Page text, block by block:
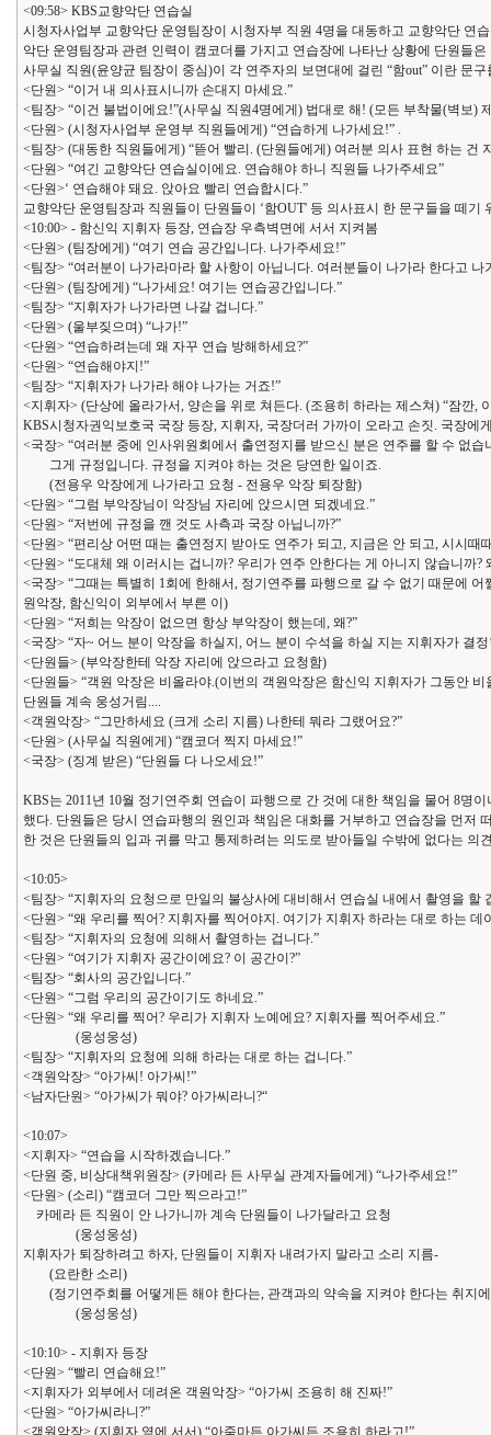
<09:58> KBS교향악단 연습실
시청자사업부 교향악단 운영팀장이 시청자부 직원 4명을 대동하고 교향악단 연
악단 운영팀장과 관련 인력이 캠코더를 가지고 연습장에 나타난 상황에 단원들
사무실 직원(윤양균 팀장이 중심)이 각 연주자의 보면대에 걸린 “함out” 이란 문
<단원> “이거 내 의사표시니까 손대지 마세요.”
<팀장> “이건 불법이에요!”(사무실 직원4명에게) 법대로 해! (모든 부착물(벽보)
<단원> (시청자사업부 운영부 직원들에게) “연습하게 나가세요!” .
<팀장> (대동한 직원들에게) “뜯어 빨리. (단원들에게) 여러분 의사 표현 하는
<단원> “여긴 교향악단 연습실이에요. 연습해야 하니 직원들 나가주세요”
<단원>‘ 연습해야 돼요. 앉아요 빨리 연습합시다.”
교향악단 운영팀장과 직원들이 단원들이 ‘함OUT' 등 의사표시 한 문구들을 떼기
<10:00> - 함신익 지휘자 등장, 연습장 우측벽면에 서서 지켜봄
<단원> (팀장에게) “여기 연습 공간입니다. 나가주세요!”
<팀장> “여러분이 나가라마라 할 사항이 아닙니다. 여러분들이 나가라 한다고 나
<단원> (팀장에게) “나가세요! 여기는 연습공간입니다.”
<팀장> “지휘자가 나가라면 나갈 겁니다.”
<단원> (울부짖으며) “나가!”
<단원> “연습하려는데 왜 자꾸 연습 방해하세요?”
<단원> “연습해야지!”
<팀장> “지휘자가 나가라 해야 나가는 거죠!”
<지휘자> (단상에 올라가서, 양손을 위로 쳐든다. (조용히 하라는 제스쳐) “잠깐,
KBS시청자권익보호국 국장 등장, 지휘자, 국장더러 가까이 오라고 손짓. 국장에
<국장> “여러분 중에 인사위원회에서 출연정지를 받으신 분은 연주를 할 수 없습
그게 규정입니다. 규정을 지켜야 하는 것은 당연한 일이죠.
(전용우 악장에게 나가라고 요청 - 전용우 악장 퇴장함)
<단원> “그럼 부악장님이 악장님 자리에 앉으시면 되겠네요.”
<단원> “저번에 규정을 깬 것도 사측과 국장 아닙니까?”
<단원> “편리상 어떤 때는 출연정지 받아도 연주가 되고, 지금은 안 되고, 시시때
<단원> “도대체 왜 이러시는 겁니까? 우리가 연주 안한다는 게 아니지 않습니까
<국장> “그때는 특별히 1회에 한해서, 정기연주를 파행으로 갈 수 없기 때문에
원악장, 함신익이 외부에서 부른 이)
<단원> “저희는 악장이 없으면 항상 부악장이 했는데, 왜?”
<국장> “자~ 어느 분이 악장을 하실지, 어느 분이 수석을 하실 지는 지휘자가 결
<단원들> (부악장한테 악장 자리에 앉으라고 요청함)
<단원들> “객원 악장은 비올라야.(이번의 객원악장은 함신익 지휘자가 그동안
단원들 계속 웅성거림....
<객원악장> “그만하세요 (크게 소리 지름) 나한테 뭐라 그랬어요?”
<단원> (사무실 직원에게) “캠코더 찍지 마세요!”
<국장> (징계 받은) “단원들 다 나오세요!”
KBS는 2011년 10월 정기연주회 연습이 파행으로 간 것에 대한 책임을 물어 8명
했다. 단원들은 당시 연습파행의 원인과 책임은 대화를 거부하고 연습장을 먼저
한 것은 단원들의 입과 귀를 막고 통제하려는 의도로 받아들일 수밖에 없다는 의
<10:05>
<팀장> “지휘자의 요청으로 만일의 불상사에 대비해서 연습실 내에서 촬영을 할
<단원> “왜 우리를 찍어? 지휘자를 찍어야지. 여기가 지휘자 하라는 대로 하는 데
<팀장> “지휘자의 요청에 의해서 촬영하는 겁니다.”
<단원> “여기가 지휘자 공간이에요? 이 공간이?”
<팀장> “회사의 공간입니다.”
<단원> “그럼 우리의 공간이기도 하네요.”
<단원> “왜 우리를 찍어? 우리가 지휘자 노예에요? 지휘자를 찍어주세요.”
(웅성웅성)
<팀장> “지휘자의 요청에 의해 하라는 대로 하는 겁니다.”
<객원악장> “아가씨! 아가씨!”
<남자단원> “아가씨가 뭐야? 아가씨라니?“
<10:07>
<지휘자> “연습을 시작하겠습니다.”
<단원 중, 비상대책위원장> (카메라 든 사무실 관계자들에게) “나가주세요!”
<단원> (소리) “캠코더 그만 찍으라고!”
카메라 든 직원이 안 나가니까 계속 단원들이 나가달라고 요청
(웅성웅성)
지휘자가 퇴장하려고 하자, 단원들이 지휘자 내려가지 말라고 소리 지름-
(요란한 소리)
(정기연주회를 어떻게든 해야 한다는, 관객과의 약속을 지켜야 한다는 취지
(웅성웅성)
<10:10> - 지휘자 등장
<단원> “빨리 연습해요!”
<지휘자가 외부에서 데려온 객원악장> “아가씨 조용히 해 진짜!”
<단원> “아가씨라니?”
<객원악장> (지휘자 옆에 서서) “아줌마든 아가씨든 조용히 하라고!”